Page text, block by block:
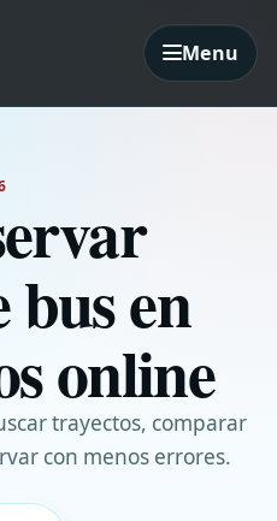
Menu
bus en
online
trayectos, comparar
con menos errores.